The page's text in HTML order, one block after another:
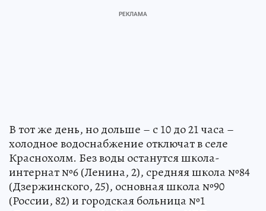
В тот же день, но дольше – с 10 до 21 часа –
холодное водоснабжение отключат в селе
Краснохолм. Без воды останутся школа-
интернат №6 (Ленина, 2), средняя школа №84
(Дзержинского, 25), основная школа №90
(России, 82) и городская больница №1